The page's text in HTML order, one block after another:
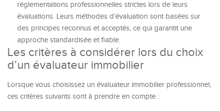
réglementations professionnelles strictes lors de leurs
évaluations. Leurs méthodes d’évaluation sont basées sur
des principes reconnus et acceptés, ce qui garantit une
approche standardisée et fiable.
Les critères à considérer lors du choix
d’un évaluateur immobilier
Lorsque vous choisissez un évaluateur immobilier professionnel,
ces critères suivants sont à prendre en compte :